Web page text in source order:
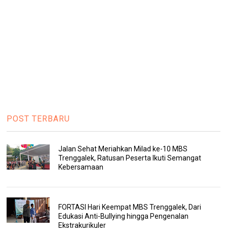
POST TERBARU
Jalan Sehat Meriahkan Milad ke-10 MBS
Trenggalek, Ratusan Peserta Ikuti Semangat
Kebersamaan
FORTASI Hari Keempat MBS Trenggalek, Dari
Edukasi Anti-Bullying hingga Pengenalan
Ekstrakurikuler